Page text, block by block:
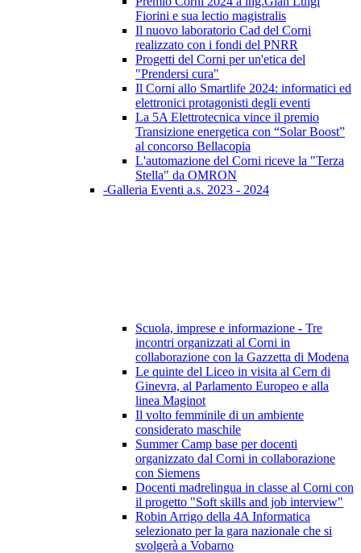
Fiorini e sua lectio magistralis
Il nuovo laboratorio Cad del Corni
realizzato con i fondi del PNRR
Progetti del Corni per un'etica del
"Prendersi cura"
Il Corni allo Smartlife 2024: informatici ed
elettronici protagonisti degli eventi
La 5A Elettrotecnica vince il premio
Transizione energetica con “Solar Boost”
al concorso Bellacopia
L'automazione del Corni riceve la "Terza
Stella" da OMRON
-Galleria Eventi a.s. 2023 - 2024
Scuola, imprese e informazione - Tre
incontri organizzati al Corni in
collaborazione con la Gazzetta di Modena
Le quinte del Liceo in visita al Cern di
Ginevra, al Parlamento Europeo e alla
linea Maginot
Il volto femminile di un ambiente
considerato maschile
Summer Camp base per docenti
organizzato dal Corni in collaborazione
con Siemens
Docenti madrelingua in classe al Corni con
il progetto "Soft skills and job interview"
Robin Arrigo della 4A Informatica
selezionato per la gara nazionale che si
svolgerà a Vobarno